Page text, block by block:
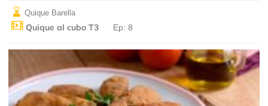
Quique Barella
Quique al cubo T3 Ep: 8